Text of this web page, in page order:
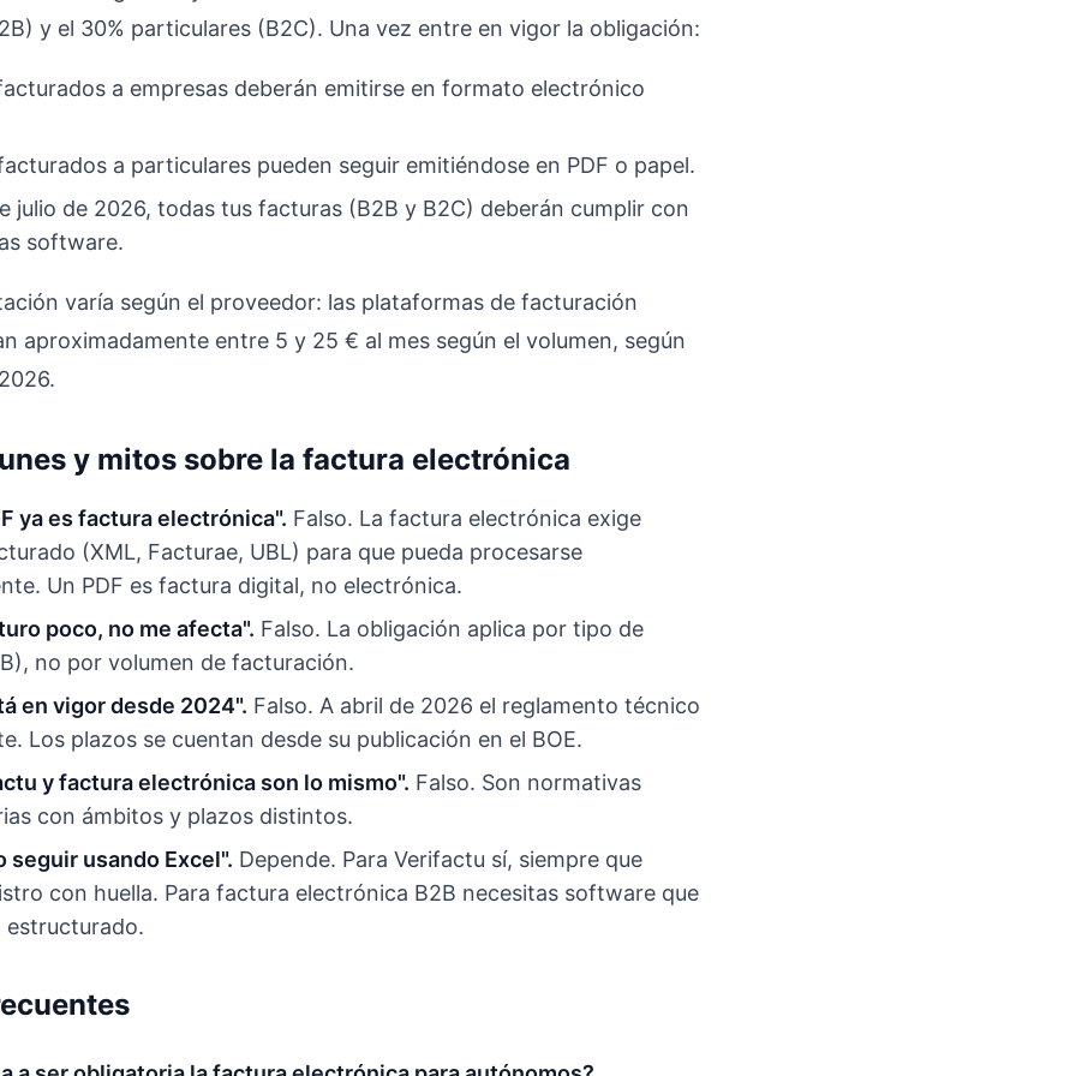
y el 30% particulares (B2C). Una vez entre en vigor la obligación:
a empresas deberán emitirse en formato electrónico
a particulares pueden seguir emitiéndose en PDF o papel.
julio de 2026, todas tus facturas (B2B y B2C) deberán cumplir con
software.
varía según el proveedor: las plataformas de facturación
aproximadamente entre 5 y 25 € al mes según el volumen, según
y mitos sobre la factura electrónica
ya es factura electrónica". Falso. La factura electrónica exige
(XML, Facturae, UBL) para que pueda procesarse
Un PDF es factura digital, no electrónica.
poco, no me afecta". Falso. La obligación aplica por tipo de
no por volumen de facturación.
en vigor desde 2024". Falso. A abril de 2026 el reglamento técnico
Los plazos se cuentan desde su publicación en el BOE.
y factura electrónica son lo mismo". Falso. Son normativas
con ámbitos y plazos distintos.
seguir usando Excel". Depende. Para Verifactu sí, siempre que
con huella. Para factura electrónica B2B necesitas software que